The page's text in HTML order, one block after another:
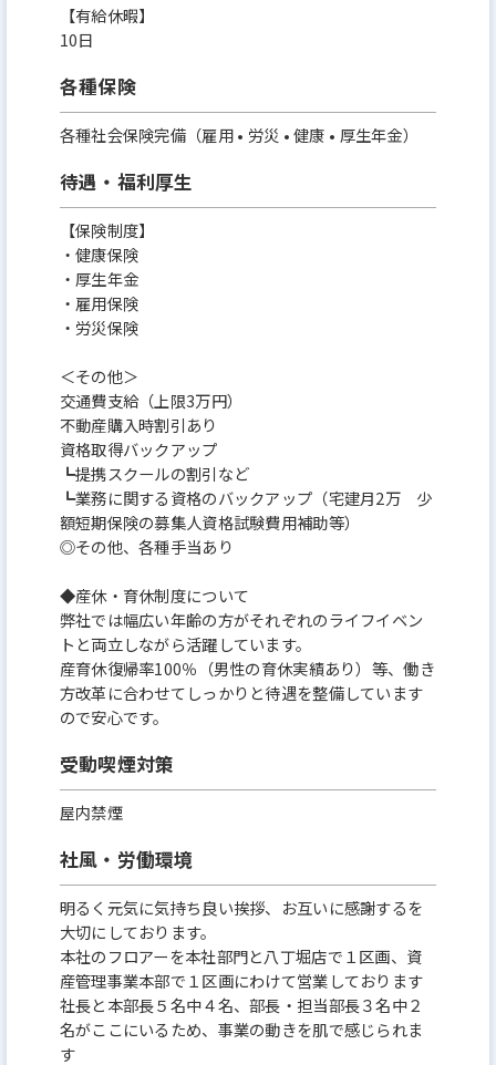
【有給休暇】
10日
各種保険
各種社会保険完備（雇用 • 労災 • 健康 • 厚生年金）
待遇・福利厚生
【保険制度】
・健康保険
・厚生年金
・雇用保険
・労災保険
＜その他＞
交通費支給（上限3万円）
不動産購入時割引あり
資格取得バックアップ
┗提携スクールの割引など
┗業務に関する資格のバックアップ（宅建月2万 少
額短期保険の募集人資格試験費用補助等）
◎その他、各種手当あり
◆産休・育休制度について
弊社では幅広い年齢の方がそれぞれのライフイベン
トと両立しながら活躍しています。
産育休復帰率100％（男性の育休実績あり）等、働き
方改革に合わせてしっかりと待遇を整備しています
ので安心です。
受動喫煙対策
屋内禁煙
社風・労働環境
明るく元気に気持ち良い挨拶、お互いに感謝するを
大切にしております。
本社のフロアーを本社部門と八丁堀店で１区画、資
産管理事業本部で１区画にわけて営業しております
社長と本部長５名中４名、部長・担当部長３名中２
名がここにいるため、事業の動きを肌で感じられま
す